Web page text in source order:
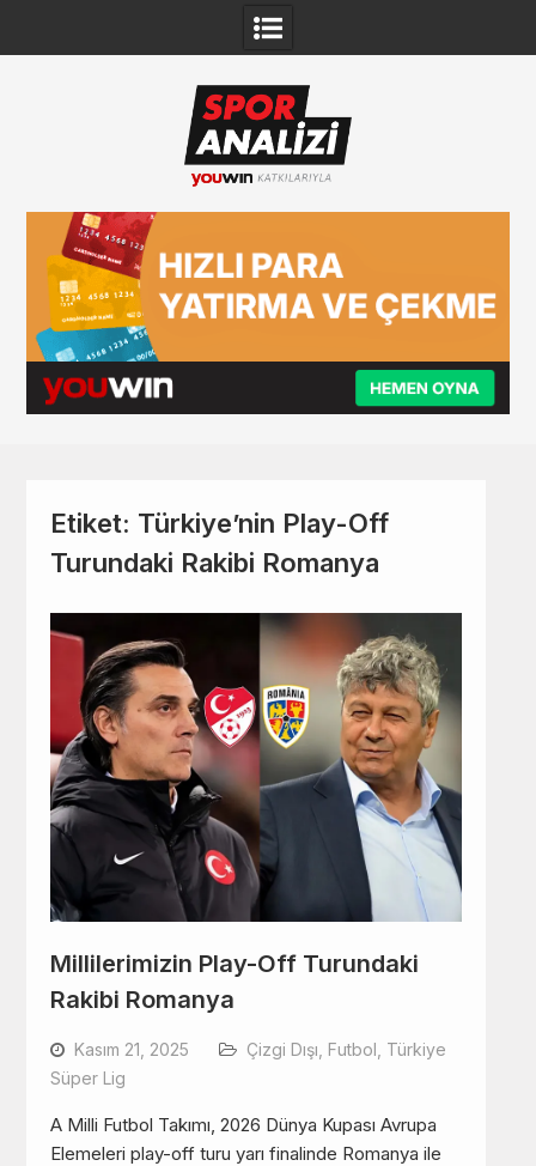
Etiket: Türkiye’nin Play-Off
Turundaki Rakibi Romanya
Millilerimizin Play-Off Turundaki
Rakibi Romanya
Kasım 21, 2025 Çizgi Dışı Futbol Türkiye
Süper Lig
A Milli Futbol Takımı, 2026 Dünya Kupası Avrupa
Elemeleri play-off turu yarı finalinde Romanya ile